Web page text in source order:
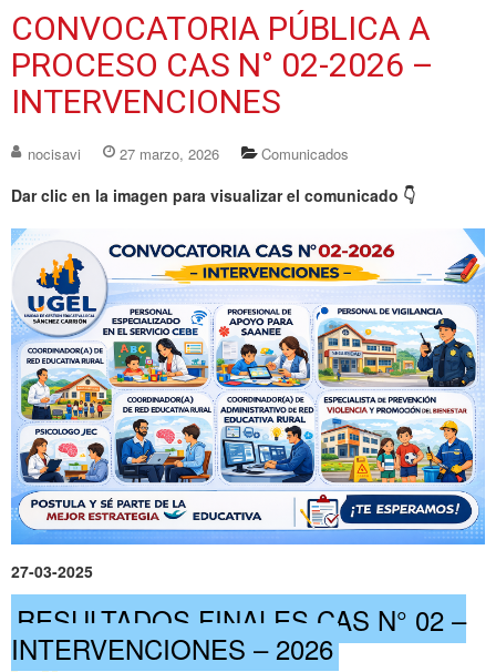
CONVOCATORIA PÚBLICA A
PROCESO CAS N° 02-2026 –
INTERVENCIONES
nocisavi 27 marzo, 2026 Comunicados
Dar clic en la imagen para visualizar el comunicado 👇
27-03-2025
RESULTADOS FINALES CAS N° 02 –
INTERVENCIONES – 2026